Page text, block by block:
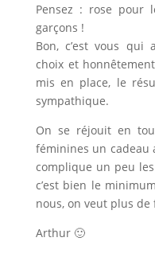
Pensez : rose pour
garçons !
Bon, c’est vous qui
choix et
mis en place, le
sympathique.
On se réjouit en
féminines un cadeau
complique un peu
c’est bien le
nous, on veut plus de
Arthur 🙂